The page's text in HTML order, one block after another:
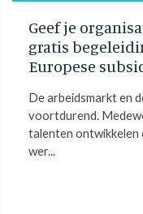
Geef je
gratis
Europese
De arbeidsmarkt en
voortdurend.
talenten
wer...